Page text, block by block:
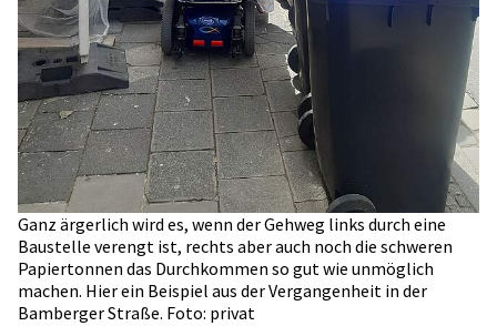
Ganz ärgerlich wird es, wenn der Gehweg links durch eine
Baustelle verengt ist, rechts aber auch noch die schweren
Papiertonnen das Durchkommen so gut wie unmöglich
machen. Hier ein Beispiel aus der Vergangenheit in der
Bamberger Straße. Foto: privat